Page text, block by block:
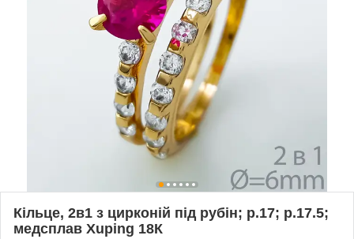
Кільце, 2в1 з цирконій під рубін; р.17; р.17.5;
медсплав Xuping 18К